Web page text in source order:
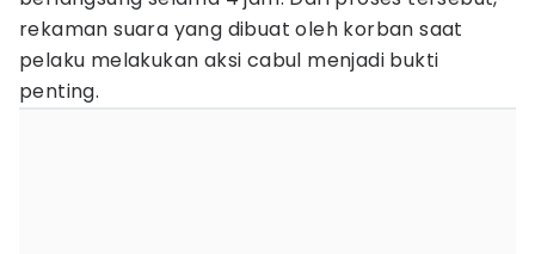
rekaman suara yang dibuat oleh korban saat
pelaku melakukan aksi cabul menjadi bukti
penting.